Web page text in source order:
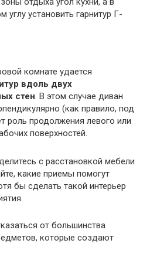
углу установить гарнитур Г-
комнате удается
вдоль двух
стен. В этом случае диван
(как правило, под
роль продолжения левого или
поверхностей.
с расстановкой мебели
какие приемы помогут
бы сделать такой интерьер
от большинства
которые создают